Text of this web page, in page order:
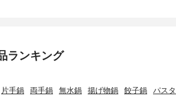
ランキング
片手鍋 両手鍋 無水鍋 揚げ物鍋 餃子鍋 パス